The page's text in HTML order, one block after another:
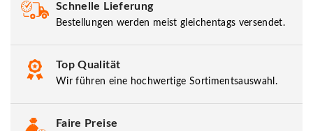
Schnelle Lieferung
Bestellungen werden meist gleichentags versendet.
Top Qualität
Wir führen eine hochwertige Sortimentsauswahl.
Faire Preise